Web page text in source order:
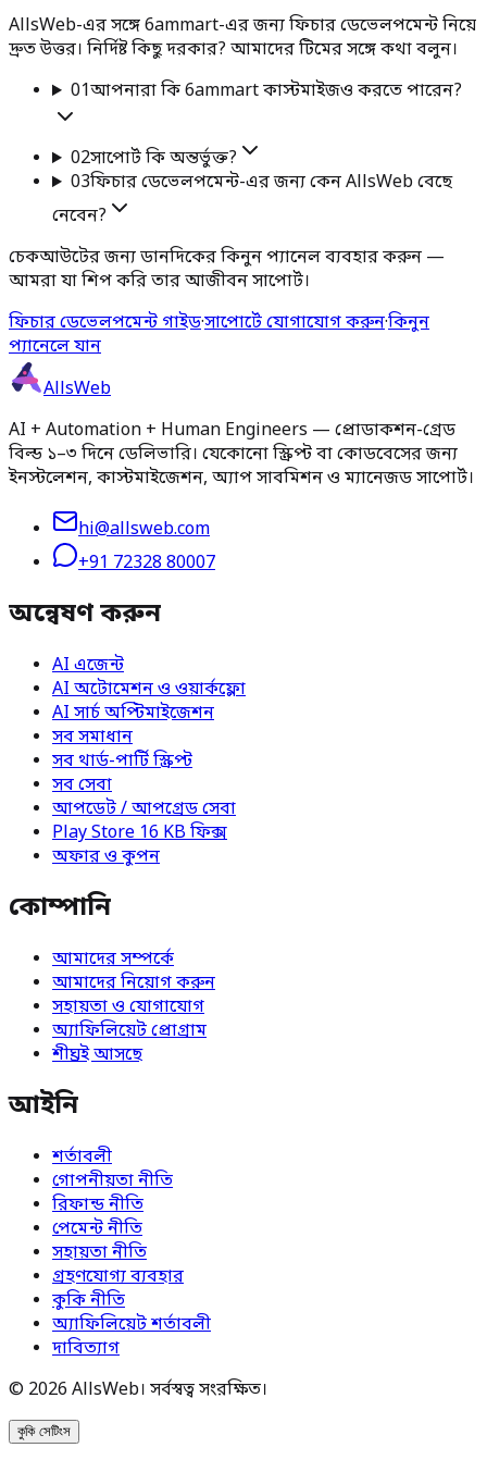
AllsWeb-এর সঙ্গে 6ammart-এর জন্য ফিচার ডেভেলপমেন্ট নিয়ে
দ্রুত উত্তর। নির্দিষ্ট কিছু দরকার? আমাদের টিমের সঙ্গে কথা বলুন।
01আপনারা কি 6ammart কাস্টমাইজও করতে পারেন?
02সাপোর্ট কি অন্তর্ভুক্ত?
03ফিচার ডেভেলপমেন্ট-এর জন্য কেন AllsWeb বেছে
নেবেন?
চেকআউটের জন্য ডানদিকের কিনুন প্যানেল ব্যবহার করুন —
আমরা যা শিপ করি তার আজীবন সাপোর্ট।
ফিচার ডেভেলপমেন্ট গাইড·সাপোর্টে যোগাযোগ করুন·কিনুন
প্যানেলে যান
AllsWeb
AI + Automation + Human Engineers — প্রোডাকশন-গ্রেড
বিল্ড ১–৩ দিনে ডেলিভারি। যেকোনো স্ক্রিপ্ট বা কোডবেসের জন্য
ইনস্টলেশন, কাস্টমাইজেশন, অ্যাপ সাবমিশন ও ম্যানেজড সাপোর্ট।
hi@allsweb.com
+91 72328 80007
অন্বেষণ করুন
AI এজেন্ট
AI অটোমেশন ও ওয়ার্কফ্লো
AI সার্চ অপ্টিমাইজেশন
সব সমাধান
সব থার্ড-পার্টি স্ক্রিপ্ট
সব সেবা
আপডেট / আপগ্রেড সেবা
Play Store 16 KB ফিক্স
অফার ও কুপন
কোম্পানি
আমাদের সম্পর্কে
আমাদের নিয়োগ করুন
সহায়তা ও যোগাযোগ
অ্যাফিলিয়েট প্রোগ্রাম
শীঘ্রই আসছে
আইনি
শর্তাবলী
গোপনীয়তা নীতি
রিফান্ড নীতি
পেমেন্ট নীতি
সহায়তা নীতি
গ্রহণযোগ্য ব্যবহার
কুকি নীতি
অ্যাফিলিয়েট শর্তাবলী
দাবিত্যাগ
© 2026 AllsWeb। সর্বস্বত্ব সংরক্ষিত।
কুকি সেটিংস